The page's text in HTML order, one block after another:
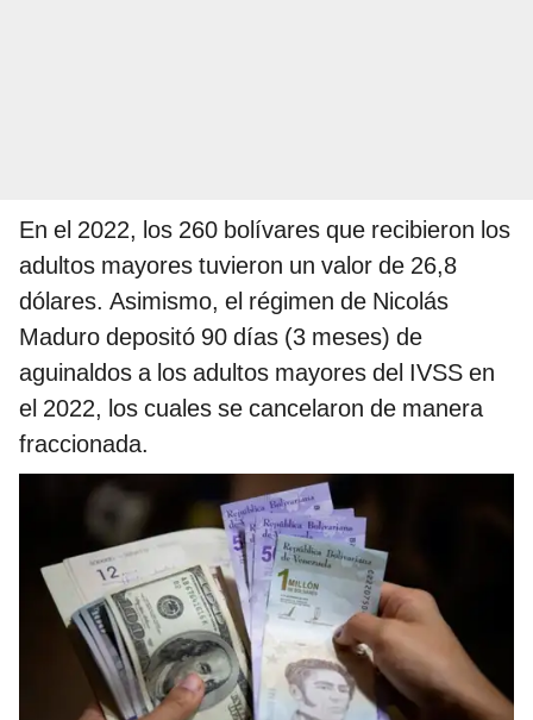
En el 2022, los 260 bolívares que recibieron los
adultos mayores tuvieron un valor de 26,8
dólares. Asimismo, el régimen de Nicolás
Maduro depositó 90 días (3 meses) de
aguinaldos a los adultos mayores del IVSS en
el 2022, los cuales se cancelaron de manera
fraccionada.